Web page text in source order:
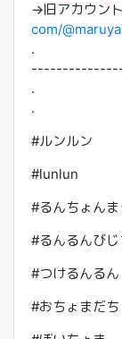
→旧アカウン
com/
.
.
.
#ルンルン
#lunlun
#るんちょんま
#るんるんび
#つけるんるん
#おちょまだち